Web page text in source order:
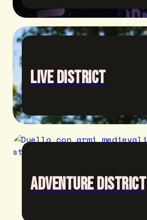
Live District
Adventure District